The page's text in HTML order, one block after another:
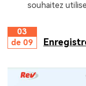
souhaitez
03
de 09